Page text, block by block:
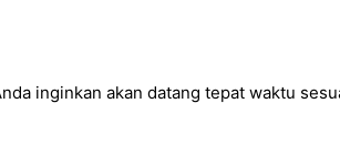
inginkan akan datang tepat waktu